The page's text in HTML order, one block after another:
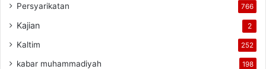
Persyarikatan 766
Kajian 2
Kaltim 252
kabar muhammadiyah 198